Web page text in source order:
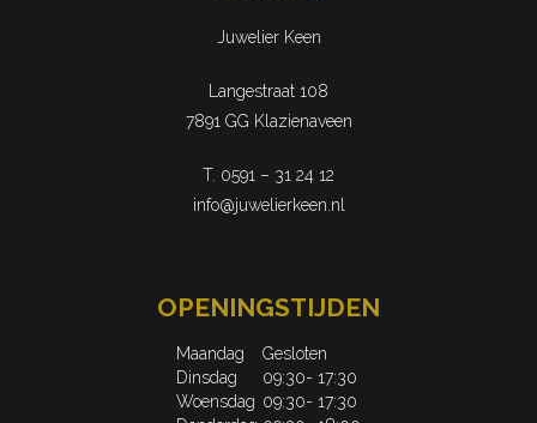
Juwelier Keen
Langestraat 108
7891 GG Klazienaveen
T. 0591 – 31 24 12
info@juwelierkeen.nl
OPENINGSTIJDEN
Maandag
Gesloten
Dinsdag
09:30- 17:30
Woensdag 09:30- 17:30